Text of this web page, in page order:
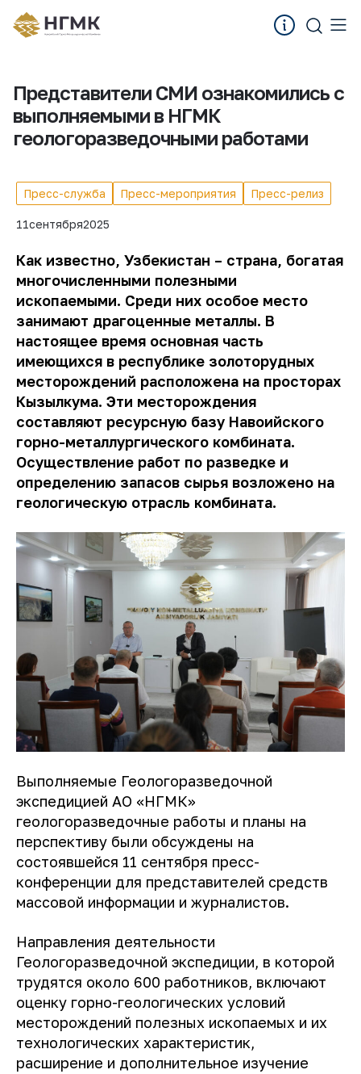
Представители СМИ ознакомились с
выполняемыми в НГМК
геологоразведочными работами
Пресс-служба Пресс-мероприятия Пресс-релиз
11сентября2025
Как известно, Узбекистан – страна, богатая
многочисленными полезными
ископаемыми. Среди них особое место
занимают драгоценные металлы. В
настоящее время основная часть
имеющихся в республике золоторудных
месторождений расположена на просторах
Кызылкума. Эти месторождения
составляют ресурсную базу Навоийского
горно-металлургического комбината.
Осуществление работ по разведке и
определению запасов сырья возложено на
геологическую отрасль комбината.
Выполняемые Геологоразведочной
экспедицией АО «НГМК»
геологоразведочные работы и планы на
перспективу были обсуждены на
состоявшейся 11 сентября пресс-
конференции для представителей средств
массовой информации и журналистов.
Направления деятельности
Геологоразведочной экспедиции, в которой
трудятся около 600 работников, включают
оценку горно-геологических условий
месторождений полезных ископаемых и их
технологических характеристик,
расширение и дополнительное изучение